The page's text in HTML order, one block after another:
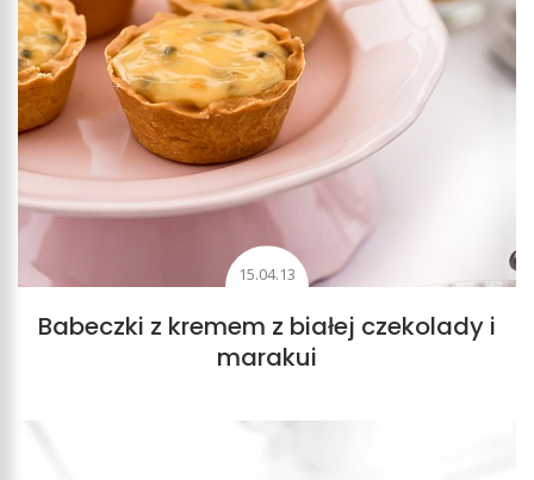
15.04.13
Babeczki z kremem z białej czekolady i
marakui